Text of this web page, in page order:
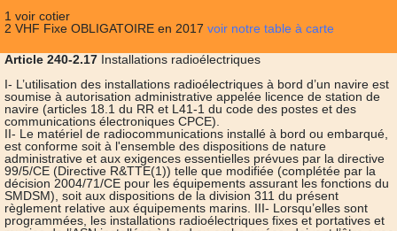
1 voir cotier
2 VHF Fixe OBLIGATOIRE en 2017 voir notre table à carte
Article 240-2.17 Installations radioélectriques
I- L’utilisation des installations radioélectriques à bord d’un navire est
soumise à autorisation administrative appelée licence de station de
navire (articles 18.1 du RR et L41-1 du code des postes et des
communications électroniques CPCE).
II- Le matériel de radiocommunications installé à bord ou embarqué,
est conforme soit à l'ensemble des dispositions de nature
administrative et aux exigences essentielles prévues par la directive
99/5/CE (Directive R&TTE(1)) telle que modifiée (complétée par la
décision 2004/71/CE pour les équipements assurant les fonctions du
SMDSM), soit aux dispositions de la division 311 du présent
règlement relative aux équipements marins. III- Lorsqu’elles sont
programmées, les installations radioélectriques fixes et portatives et